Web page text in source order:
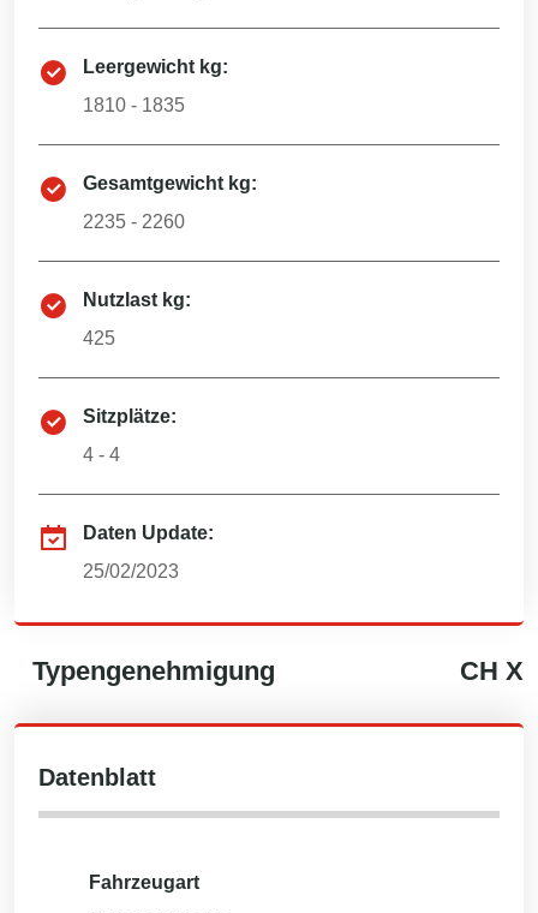
Leergewicht kg:
1810 - 1835
Gesamtgewicht kg:
2235 - 2260
Nutzlast kg:
425
Sitzplätze:
4 - 4
Daten Update:
25/02/2023
Typengenehmigung CH X
Datenblatt
Fahrzeugart